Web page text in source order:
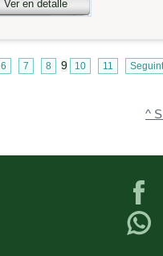
Ver en detalle
6 7 8 9 10 11
^